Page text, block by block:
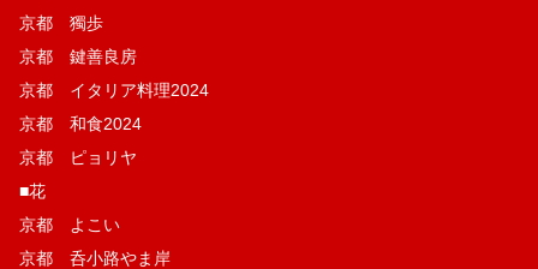
京都 獨歩
京都 鍵善良房
京都 イタリア料理2024
京都 和食2024
京都 ピョリヤ
■花
京都 よこい
京都 呑小路やま岸